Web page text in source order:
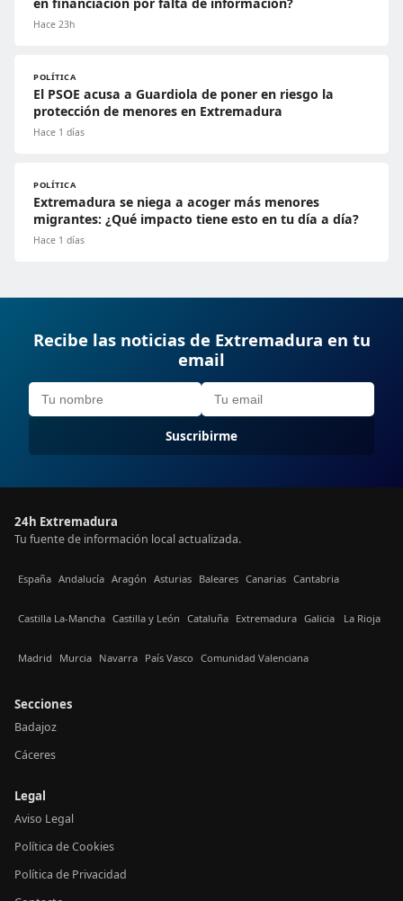
en financiación por falta de información?
Hace 23h
POLÍTICA
El PSOE acusa a Guardiola de poner en riesgo la
protección de menores en Extremadura
Hace 1 días
POLÍTICA
Extremadura se niega a acoger más menores
migrantes: ¿Qué impacto tiene esto en tu día a día?
Hace 1 días
Recibe las noticias de Extremadura en tu
email
Suscribirme
24h Extremadura
Tu fuente de información local actualizada.
España Andalucía Aragón Asturias Baleares Canarias Cantabria
Castilla La-Mancha Castilla y León Cataluña Extremadura Galicia La Rioja
Madrid Murcia Navarra País Vasco Comunidad Valenciana
Secciones
Badajoz
Cáceres
Legal
Aviso Legal
Política de Cookies
Política de Privacidad